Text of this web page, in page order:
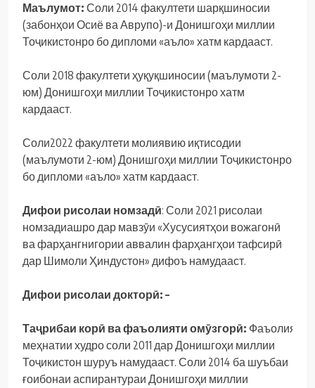
Маълумот: Соли 2014 факултети шарқшиносии
(забонҳои Осиё ва Аврупо)-и Донишгоҳи миллии
Тоҷикистонро бо дипломи «аъло» хатм кардааст.
Соли 2018 факултети ҳуқуқшиносии (маълумоти 2-
юм) Донишгоҳи миллии Тоҷикистонро хатм
кардааст.
Соли2022 факултети молиявию иқтисодии
(маълумоти 2-юм) Донишгоҳи миллии Тоҷикистонро
бо дипломи «аъло» хатм кардааст.
Дифои рисолаи номзадӣ: Соли 2021 рисолаи
номзадиашро дар мавзӯи «Хусусиятҳои вожагонӣ
ва фарҳангнигории аввалин фарҳангҳои тафсирӣ
дар Шимоли Ҳиндустон» дифоъ намудааст.
Дифои рисолаи докторӣ: –
Таҷрибаи корӣ вафаъолияти омӯзгорӣ: Фаъолияти
меҳнатии худро соли 2011 дар Донишгоҳи миллии
Тоҷикистон шуруъ намудааст. Соли 2014 ба шуъбаи
ғоибонаи аспирантураи Донишгоҳи миллии